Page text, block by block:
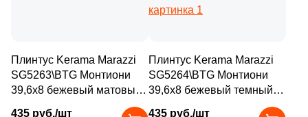
120x60 (2)
120x20 (3)
Плинтус Kerama Marazzi
SG5263\BTG Монтиони
39,6x8 бежевый матовый
435 руб./шт
Плинтус Kerama Marazzi
SG5264\BTG Монтиони
39,6x8 бежевый темный
435 руб./шт